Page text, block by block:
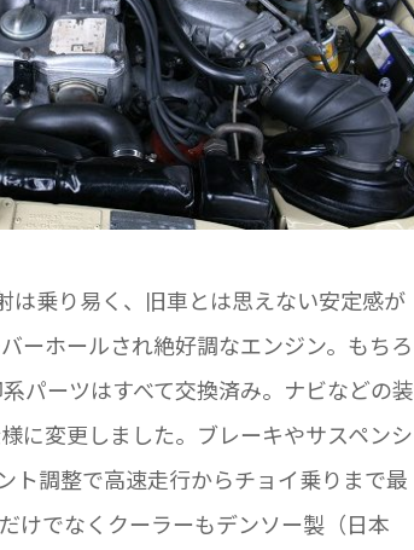
乗り易く、旧車とは思えない安定感が
ーホールされ絶好調なエンジン。もちろ
ーツはすべて交換済み。ナビなどの装
に変更しました。ブレーキやサスペンシ
ト調整で高速走行からチョイ乗りまで最
けでなくクーラーもデンソー製（日本